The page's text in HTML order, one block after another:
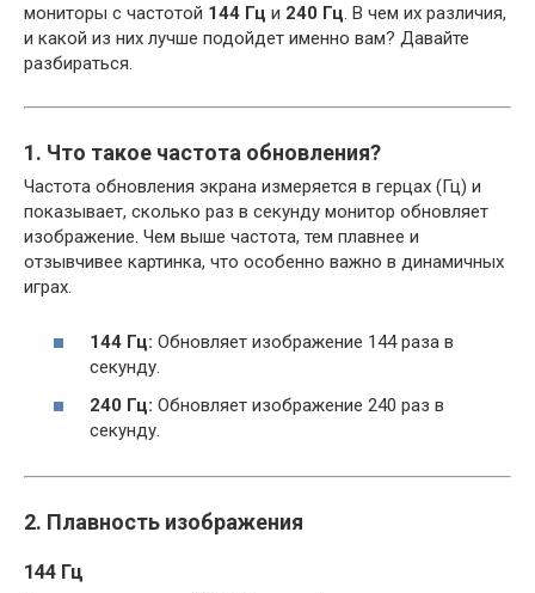
мониторы с частотой 144 Гц и 240 Гц . В чем их различия,
и какой из них лучше подойдет именно вам? Давайте
разбираться.
1. Что такое частота обновления?
Частота обновления экрана измеряется в герцах (Гц) и
показывает, сколько раз в секунду монитор обновляет
изображение. Чем выше частота, тем плавнее и
отзывчивее картинка, что особенно важно в динамичных
играх.
144 Гц: Обновляет изображение 144 раза в
секунду.
240 Гц: Обновляет изображение 240 раз в
секунду.
2. Плавность изображения
144 Гц